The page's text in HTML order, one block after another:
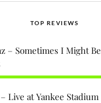
TOP REVIEWS
– Sometimes I Might Be
Live at Yankee Stadium